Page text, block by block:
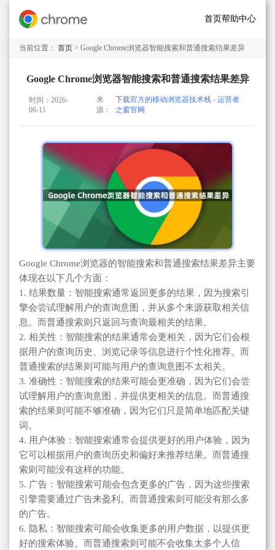
首页帮助中心
当前位置： 首页 > Google Chrome浏览器智能搜索和普通搜索结果差异
Google Chrome浏览器智能搜索和普通搜索结果差异
时间：2026-
06-11
来
源：
下载官方的移动浏览器技术栈 - 运营者
之窗官网
Google Chrome浏览器的智能搜索和普通搜索结果差异主要
体现在以下几个方面：
1. 结果数量：智能搜索通常返回更多的结果，因为搜索引
擎会尝试理解用户的查询意图，并从多个来源获取相关信
息。而普通搜索则只返回与查询最相关的结果。
2. 相关性：智能搜索的结果通常会更相关，因为它们会根
据用户的查询历史、浏览记录等信息进行个性化推荐。而
普通搜索的结果则可能与用户的查询意图不太相关。
3. 准确性：智能搜索的结果可能会更准确，因为它们会尝
试理解用户的查询意图，并提供更相关的信息。而普通搜
索的结果则可能不够准确，因为它们只是简单地匹配关键
词。
4. 用户体验：智能搜索通常会提供更好的用户体验，因为
它可以根据用户的查询历史和偏好来推荐结果。而普通搜
索则可能没有这样的功能。
5. 广告：智能搜索可能会包含更多的广告，因为这些搜索
引擎需要通过广告来盈利。而普通搜索则可能没有那么多
的广告。
6. 隐私：智能搜索可能会收集更多的用户数据，以提供更
好的搜索体验。而普通搜索则可能不会收集太多个人信